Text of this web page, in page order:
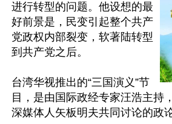
进行转型的问题。他设想的最
好前景是，民变引起整个共产
党政权内部裂变，软著陆转型
到共产党之后。
台湾华视推出的“三国演义”节
目，是由国际政经专家汪浩主持
深媒体人矢板明夫共同讨论的政